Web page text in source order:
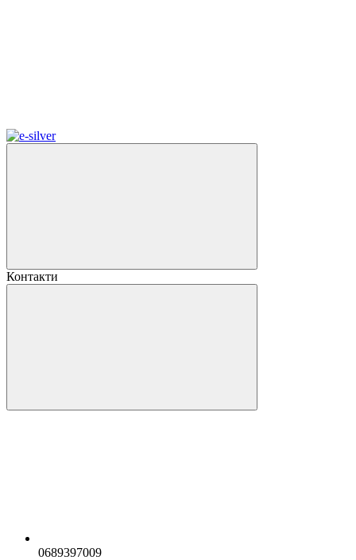
Контакти
0689397009